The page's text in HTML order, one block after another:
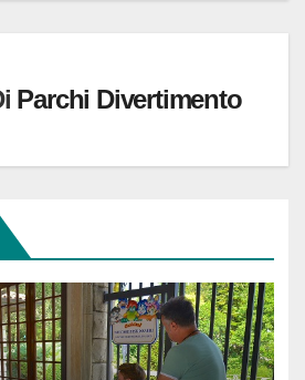
Parchi Divertimento